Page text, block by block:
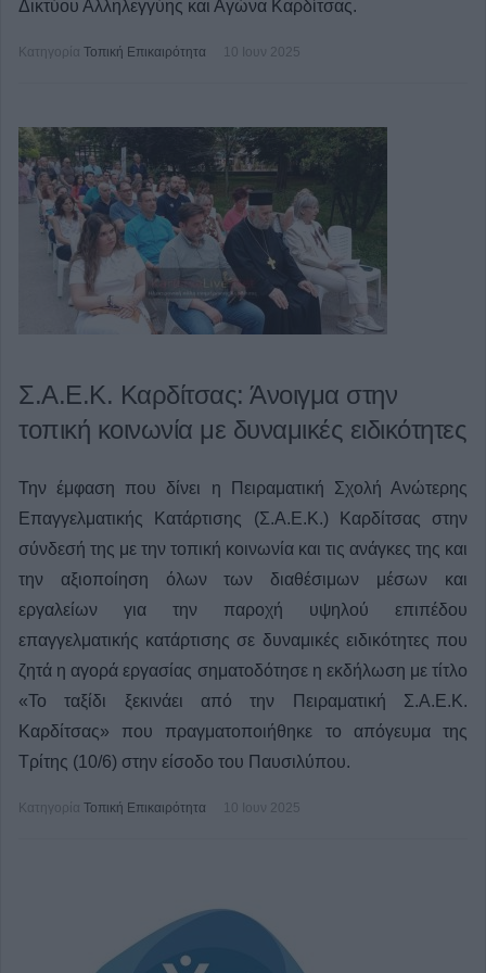
Δικτύου Αλληλεγγύης και Αγώνα Καρδίτσας.
Κατηγορία Τοπική Επικαιρότητα 10 Ιουν 2025
Σ.Α.Ε.Κ. Καρδίτσας: Άνοιγμα στην
τοπική κοινωνία με δυναμικές ειδικότητες
Την έμφαση που δίνει η Πειραματική Σχολή Ανώτερης
Επαγγελματικής Κατάρτισης (Σ.Α.Ε.Κ.) Καρδίτσας στην
σύνδεσή της με την τοπική κοινωνία και τις ανάγκες της και
την αξιοποίηση όλων των διαθέσιμων μέσων και
εργαλείων για την παροχή υψηλού επιπέδου
επαγγελματικής κατάρτισης σε δυναμικές ειδικότητες που
ζητά η αγορά εργασίας σηματοδότησε η εκδήλωση με τίτλο
«Το ταξίδι ξεκινάει από την Πειραματική Σ.Α.Ε.Κ.
Καρδίτσας» που πραγματοποιήθηκε το απόγευμα της
Τρίτης (10/6) στην είσοδο του Παυσιλύπου.
Κατηγορία Τοπική Επικαιρότητα 10 Ιουν 2025